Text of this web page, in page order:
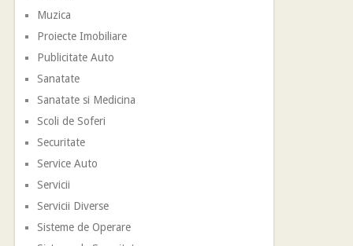
Muzica
Proiecte Imobiliare
Publicitate Auto
Sanatate
Sanatate si Medicina
Scoli de Soferi
Securitate
Service Auto
Servicii
Servicii Diverse
Sisteme de Operare